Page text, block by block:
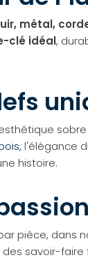
métal,
clé idéal,
l'élégance
histoire.
pièce, dans
savoir-faire